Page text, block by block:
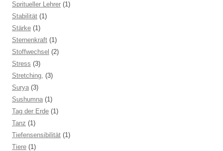
Spritueller Lehrer (1)
Stabilität (1)
Stärke (1)
Sternenkraft (1)
Stoffwechsel (2)
Stress (3)
Stretching, (3)
Surya (3)
Sushumna (1)
Tag der Erde (1)
Tanz (1)
Tiefensensibilität (1)
Tiere (1)